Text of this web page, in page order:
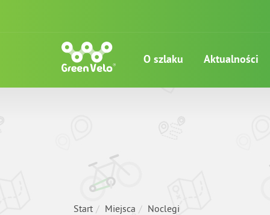
O szlaku Aktualności
Start Miejsca Noclegi